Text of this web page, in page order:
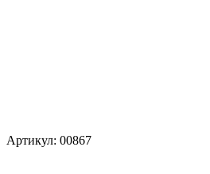
Артикул: 00867